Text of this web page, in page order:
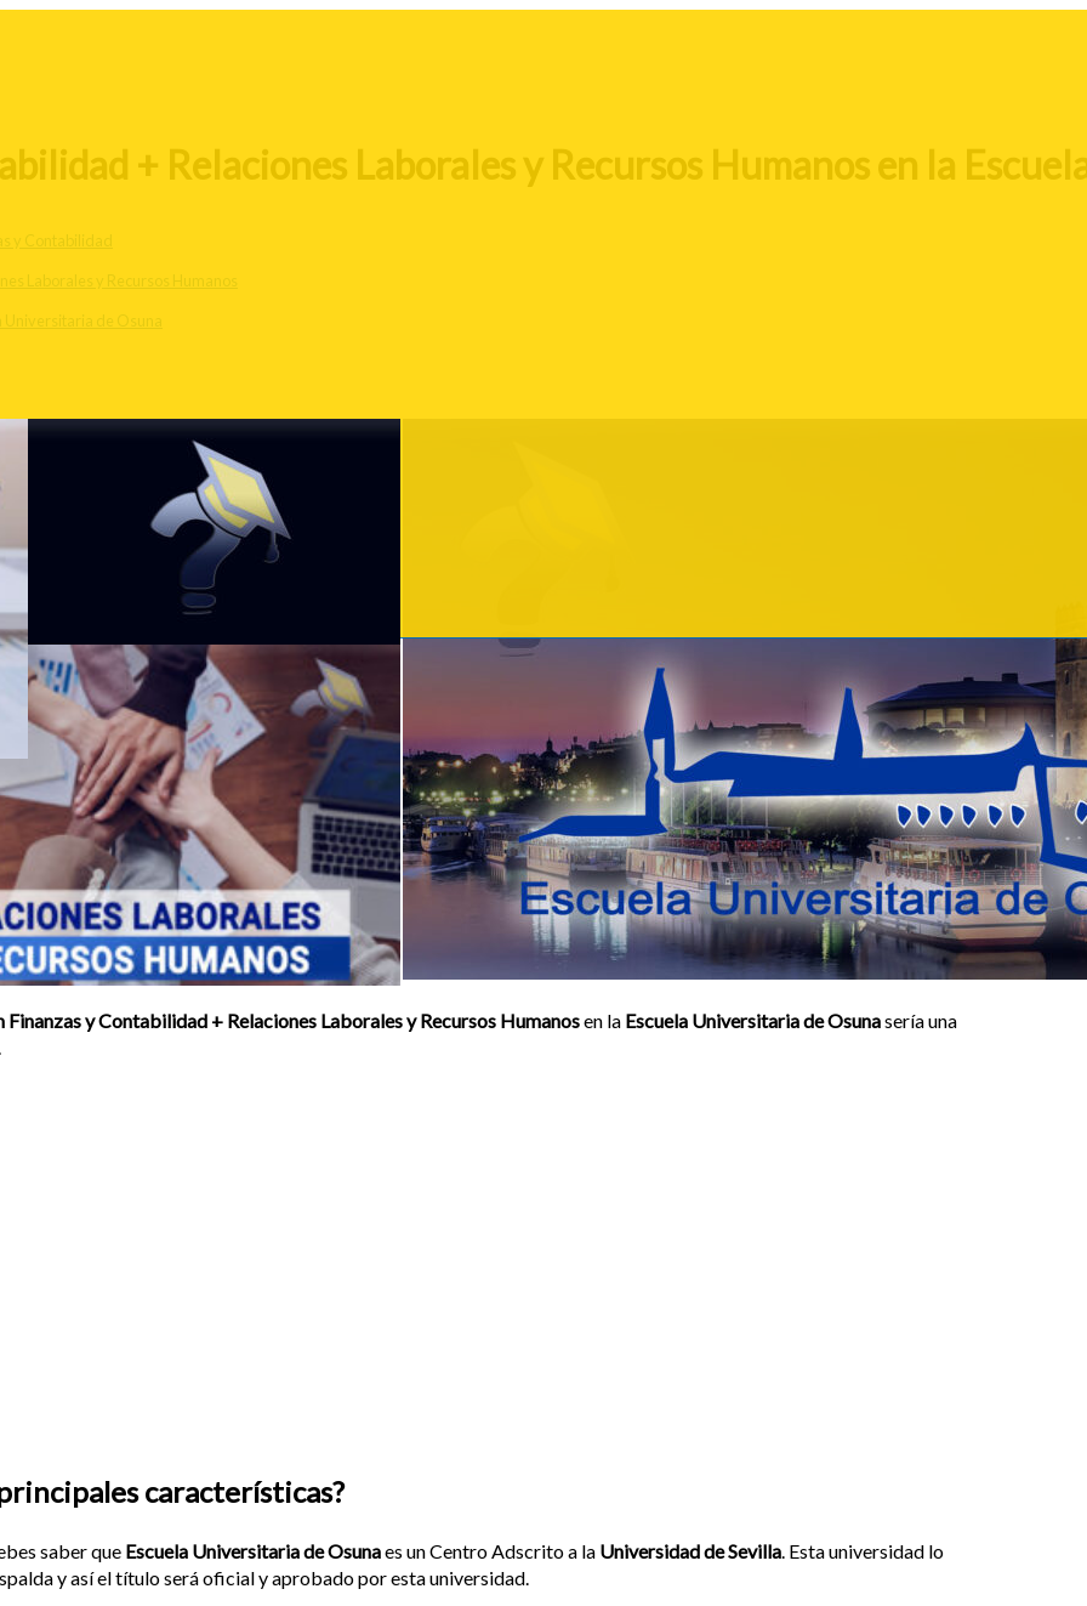
+ Relaciones Laborales y Recursos Humanos en la
y Contabilidad
Laborales y Recursos Humanos
Universitaria de Osuna
Finanzas y Contabilidad + Relaciones Laborales y Recursos Humanosen la Escuela Universitaria de Osunasería una
características?
saber que Escuela Universitaria de Osunaes un Centro Adscrito a la Universidad de Sevilla . Esta universidad lo
y así el título será oficial y aprobado por esta universidad.